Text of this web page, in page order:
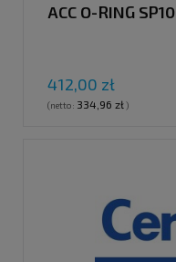
ACC O-RING SP10
412,00 zł
(netto: 334,96 zł)